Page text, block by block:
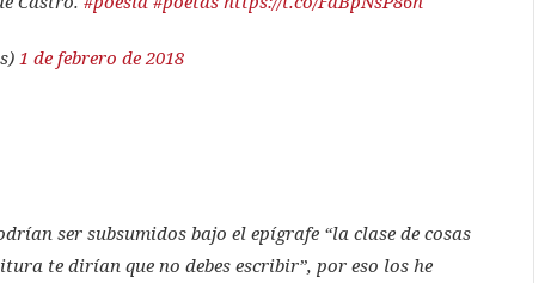
1 de febrero de 2018
ser subsumidos bajo el epígrafe “la clase de cosas
te dirían que no debes escribir”, por eso los he